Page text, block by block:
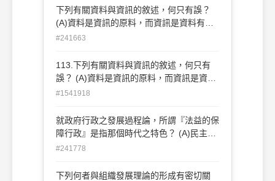
事、物及現象的［事實］(東西、材料) (C)
資料包括：物質與精神的東西；具體與抽象
下列有關資料與資訊的敘述，何只有誤？
(A)資料是資訊的原料，而資訊是資料有系
統的組合之產品(B)資訊是指可用以幫助人
物及現象的［事實］(東西、材料)(C)資料
包括：物質與精神的東西；具體與抽象的東
#241663
113.下列有關資料與資訊的敘述，何只有
誤？ (A)資料是資訊的原料，而資訊是資料
有系統的組合之產品 (B)資訊是指可用以幫
事、物及現象的［事實］(東西、材料) (C)
資料包括：物質與精神的東西；具體與抽象
#1541918
就政府行政之發展過程論，所謂『法益的保
障行政』是指那個時代之特色？ (A)民主國
家時代 (B)福利國家時代 (C)封建國家時代
#241778
下列何者與組織發展理論的形成有密切關